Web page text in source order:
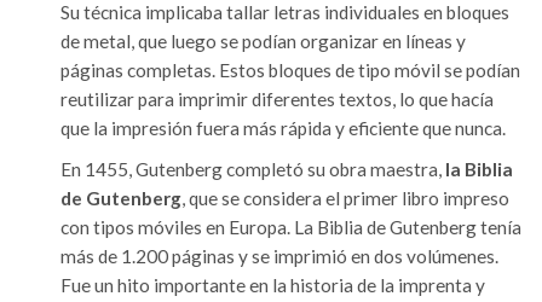
Su técnica implicaba tallar letras individuales en bloques
de metal, que luego se podían organizar en líneas y
páginas completas. Estos bloques de tipo móvil se podían
reutilizar para imprimir diferentes textos, lo que hacía
que la impresión fuera más rápida y eficiente que nunca.
En 1455, Gutenberg completó su obra maestra, la Biblia
de Gutenberg, que se considera el primer libro impreso
con tipos móviles en Europa. La Biblia de Gutenberg tenía
más de 1.200 páginas y se imprimió en dos volúmenes.
Fue un hito importante en la historia de la imprenta y